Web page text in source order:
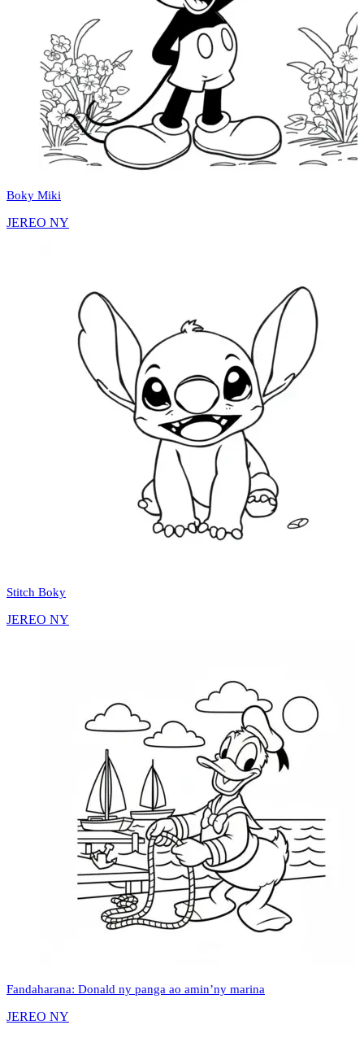
Boky Miki
JEREO NY
Stitch Boky
JEREO NY
Fandaharana: Donald ny panga ao amin’ny marina
JEREO NY